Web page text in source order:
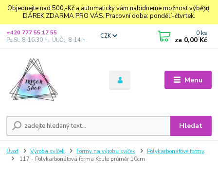
Objednejte nad 500,-Kč a automaticky vám nabídneme možnost výběru:
DÁREK ZDARMA PRO VÁS. Pracovní doba: pondělí-čtvrtek.
Menu
CZK
Hledat
+420 777 55 17 55
Po,St: 8-16.30 h., Út,Čt: 8-14 h.
0 ks
za 0,00 Kč
Úvod Výroba svíček Formy na výrobu svíček
Polykarbonátové formy
117 - Polykarbonátová forma Koule průměr 10cm